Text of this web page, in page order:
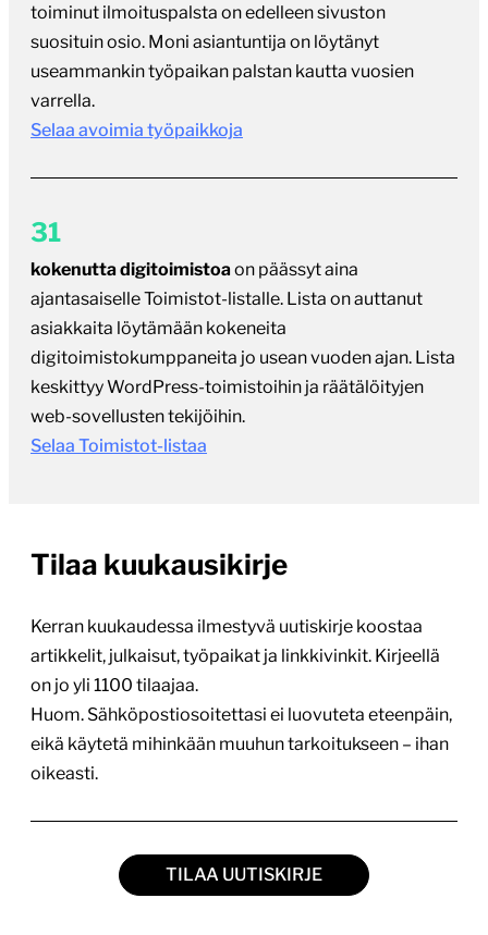
toiminut ilmoituspalsta on edelleen sivuston
suosituin osio. Moni asiantuntija on löytänyt
useammankin työpaikan palstan kautta vuosien
varrella.
Selaa avoimia työpaikkoja
31
kokenutta digitoimistoaon päässyt aina
ajantasaiselle Toimistot-listalle. Lista on auttanut
asiakkaita löytämään kokeneita
digitoimistokumppaneita jo usean vuoden ajan. Lista
keskittyy WordPress-toimistoihin ja räätälöityjen
web-sovellusten tekijöihin.
Selaa Toimistot-listaa
Tilaa kuukausikirje
Kerran kuukaudessa ilmestyvä uutiskirje koostaa
artikkelit, julkaisut, työpaikat ja linkkivinkit. Kirjeellä
on jo yli 1100 tilaajaa.
Huom. Sähköpostiosoitettasi ei luovuteta eteenpäin,
eikä käytetä mihinkään muuhun tarkoitukseen – ihan
oikeasti.
TILAA UUTISKIRJE